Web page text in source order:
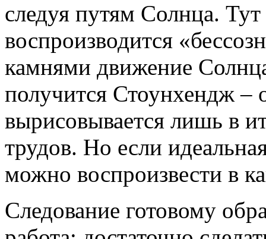
следуя путям Солнца.
воспроизводится
камнями движение
получится Стоунхендж –
вырисовывается лишь в
трудов. Но если
можно воспроизвести в
Следование готовому